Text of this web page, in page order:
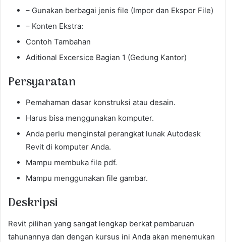
– Gunakan berbagai jenis file (Impor dan Ekspor File)
– Konten Ekstra:
Contoh Tambahan
Aditional Excersice Bagian 1 (Gedung Kantor)
Persyaratan
Pemahaman dasar konstruksi atau desain.
Harus bisa menggunakan komputer.
Anda perlu menginstal perangkat lunak Autodesk
Revit di komputer Anda.
Mampu membuka file pdf.
Mampu menggunakan file gambar.
Deskripsi
Revit pilihan yang sangat lengkap berkat pembaruan
tahunannya dan dengan kursus ini Anda akan menemukan